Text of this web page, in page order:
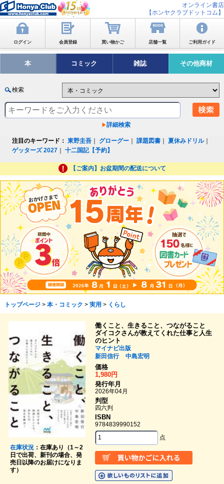
オンライン書店
【ホンヤクラブドットコム】
ログイン 会員登録 買い物かご 店舗一覧 ご利用ガイド
本 コミック 雑誌 その他商材
検索
詳細検索
注目のキーワード： 東野圭吾 グローグー ｜課題図書 ｜夏休みドリル｜
ゲッターズ 2027 ｜十二国記【予約】
【ご案内】お盆期間の配送について
トップページ> 本・コミック > 実用 > くらし
在庫状況：在庫あり（1～2
日で出荷、新刊の場合、発
売日以降のお届けになりま
す）
働くこと、生きること、つながること
ダイコクさんが教えてくれた仕事と人生
のヒント
マイナビ出版
新田信行
中島宏明
価格
1,980円
発行年月
2026年04月
判型
四六判
ISBN
9784839990152
点